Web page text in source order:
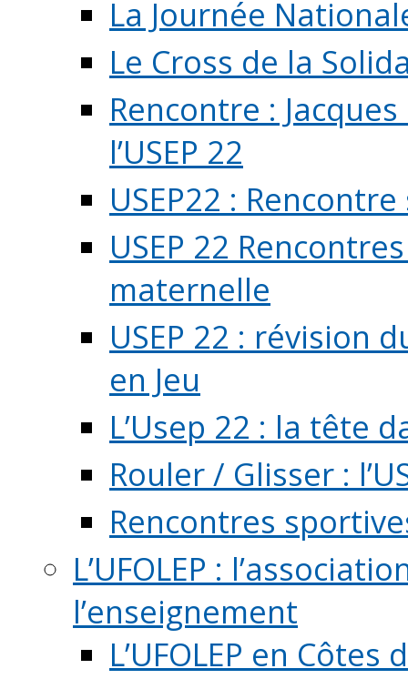
La Journée
Le Cross de la
Rencontre :
l’USEP 22
USEP22 :
USEP 22
maternelle
USEP 22 : révision
en Jeu
L’Usep 22 : la tête
Rouler / Glisser :
Rencontres
L’UFOLEP :
l’enseignement
L’UFOLEP en Côtes